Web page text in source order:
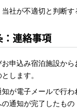
社が不適切と判断す
：連絡事項
お申込み宿泊施設か
します。
が電子メールで行
の通知が完了したも